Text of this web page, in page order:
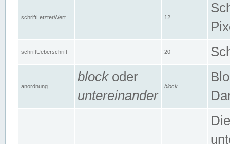
schriftLetzterWert 12
schriftUeberschrift 20
anordnung
blockoder
untereinander
block